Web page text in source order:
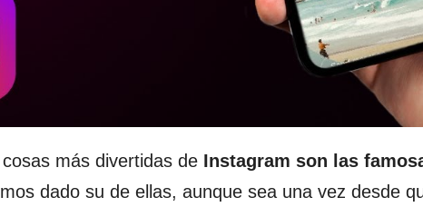
más divertidas de Instagram son las
dado su de ellas, aunque sea una vez desde